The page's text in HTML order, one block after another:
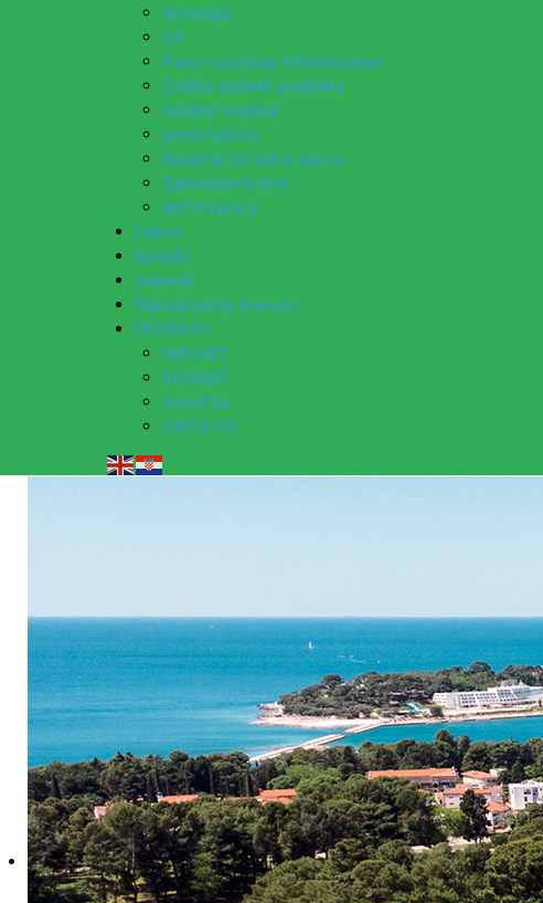
Strategija
CIP
Pravo na pristup informacijama
Zaštita osobnih podataka
Godišnji izvještaj
Javna nabava
Natječaji za radna mjesta
Zakonodavni okvir
Akti Instituta
Linkovi
Kontakt
webmail
Popularizacija znanosti
ERASMUS+
HyPro4ST
DIGIAGRI
GreenTea
CIRCOLIVE